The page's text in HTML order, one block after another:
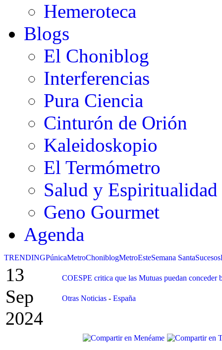
Hemeroteca
Blogs
El Choniblog
Interferencias
Pura Ciencia
Cinturón de Orión
Kaleidoskopio
El Termómetro
Salud y Espiritualidad
Geno Gourmet
Agenda
TRENDINGPúnicaMetroChoniblogMetroEsteSemana SantaSucesos
13
Sep
2024
COESPE critica que las Mutuas puedan conceder
Otras Noticias - España